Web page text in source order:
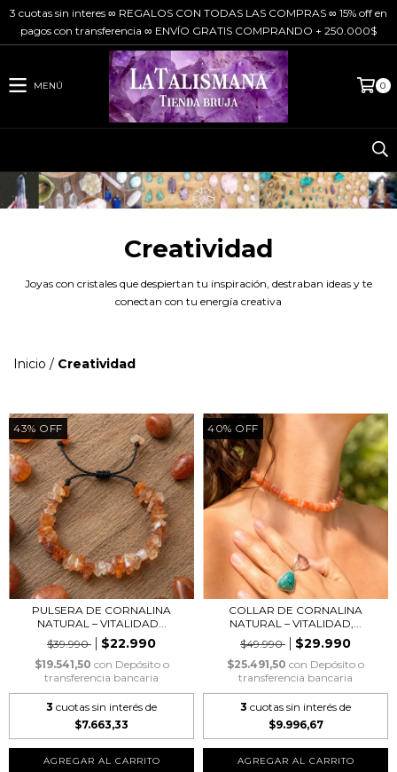
3 cuotas sin interes ∞ REGALOS CON TODAS LAS COMPRAS ∞ 15% off en
pagos con transferencia ∞ ENVÍO GRATIS COMPRANDO + 250.000$
MENÚ 0
Creatividad
Joyas con cristales que despiertan tu inspiración, destraban ideas y te
conectan con tu energía creativa
Inicio / Creatividad
43% OFF
PULSERA DE CORNALINA
NATURAL – VITALIDAD...
$39.990
$22.990
$19.541,50 con Depósito o
transferencia bancaria
3 cuotas sin interés de
$7.663,33
40% OFF
COLLAR DE CORNALINA
NATURAL – VITALIDAD,...
$49.990
$29.990
$25.491,50 con Depósito o
transferencia bancaria
3 cuotas sin interés de
$9.996,67